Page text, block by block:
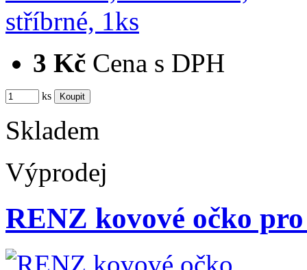
3 Kč Cena s DPH
ks
Skladem
Výprodej
RENZ kovové očko